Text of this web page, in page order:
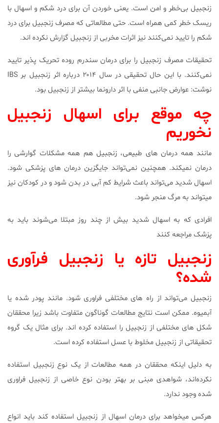
زنجبیل بی‌خطر و امن است. یعنی خوردن آن برای درد شکم و اسهال با
ریسک خطر کمی همراه است. حتی مطالعاتی که مصرف زنجبیل برای درد
شکم را تایید نمی‌کنند نیز اثرات مخربی از زنجبیل گزارش نکرده اند.
تحقیقات مصرف زنجبیل را برای درمان سندرم روده تحریک پذیر تایید
نمی‌کنند. با این حال تحقیقی در سال ۲۰۱۴ درباره اثر زنجبیل بر IBS
نوشت: عوارض جانبی منفی با اثر دارونما بیشتر از زنجبیل بود.
چه موقع برای اسهال زنجبیل
نخوریم
مانند همه درمان های طبیعی، زنجبیل هم همه مشکلات گوارشی را
درمان نمیکند. همچنین نمی‌تواند جایگزین درمان های پزشکی شود.
اسهال شدید می‌تواند باعث شرایط کم آبی در بدن شود و در کودکان نیز
میتواند به مرگ منجر شود.
افرادی که به اسهال شدید بیش از چند روز مبتلا می‌شوند باید به
پزشک مراجعه کنند
زنجبیل تازه یا زنجبیل فرآوری
شده؟
زنجبیل می‌تواند از راه های مختلفی فراوری شود. مانند پودر شده یا
آبمیوه. ممکن است نتایج مطالعات گوناگون متفاوت باشد زیرا محققان
شکل های مختلفی از زنجبیل را استفاده کرده اند. برای مثال یک گروه
تحقیقاتی از زنجبیل مخلوط با عسل استفاده کرده است.
به دلیل اینکه محققان در همه مطالعات از یک نوع زنجبیل استفاده
نکرده‌اند، شواهدی مبنی بر بهتر بودن نوع خاصی از زنجبیل فراوری
شده وجود ندارد.
هرکس میخواهد برای درمان اسهال از زنجبیل استفاده کند باید انواع